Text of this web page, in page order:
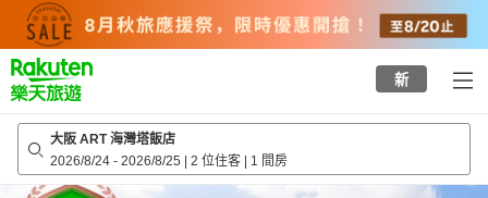
top
page
新
大阪 ART 海灣塔飯店
2026/8/24 - 2026/8/25 | 2 位住客 | 1 間房